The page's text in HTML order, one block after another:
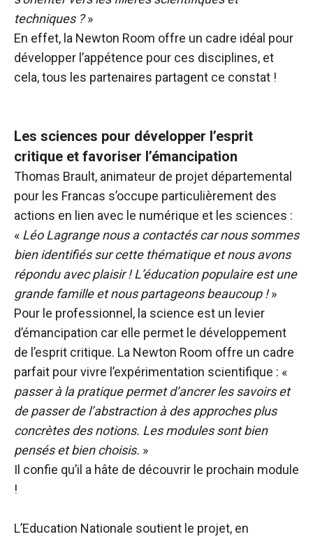
techniques ?»
En effet, la Newton Room offre un cadre idéal pour
développer l’appétence pour ces disciplines, et
cela, tous les partenaires partagent ce constat !
Les sciences pour développer l’esprit
critique et favoriser l’émancipation
Thomas Brault, animateur de projet départemental
pour les Francas s’occupe particulièrement des
actions en lien avec le numérique et les sciences :
« Léo Lagrange nous a contactés car nous sommes
bien identifiés sur cette thématique et nous avons
répondu avec plaisir ! L’éducation populaire est une
grande famille et nous partageons beaucoup !»
Pour le professionnel, la science est un levier
d’émancipation car elle permet le développement
de l’esprit critique. La Newton Room offre un cadre
parfait pour vivre l’expérimentation scientifique : «
passer à la pratique permet d’ancrer les savoirs et
de passer de l’abstraction à des approches plus
concrètes des notions. Les modules sont bien
pensés et bien choisis. »
Il confie qu’il a hâte de découvrir le prochain module
!
L’Education Nationale soutient le projet, en